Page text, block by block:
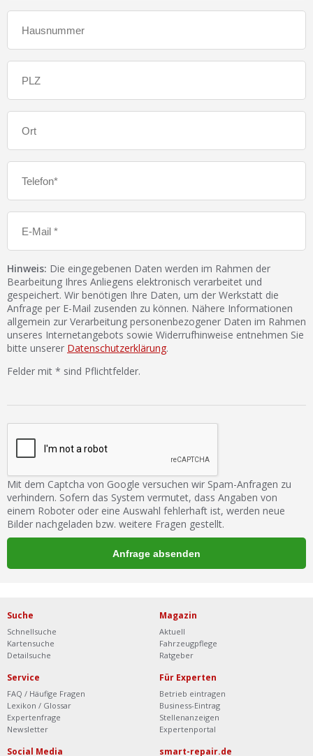
Hinweis: Die eingegebenen Daten werden im Rahmen der
Bearbeitung Ihres Anliegens elektronisch verarbeitet und
gespeichert. Wir benötigen Ihre Daten, um der Werkstatt die
Anfrage per E-Mail zusenden zu können. Nähere Informationen
allgemein zur Verarbeitung personenbezogener Daten im Rahmen
unseres Internetangebots sowie Widerrufhinweise entnehmen Sie
bitte unserer Datenschutzerklärung.
Felder mit * sind Pflichtfelder.
Mit dem Captcha von Google versuchen wir Spam-Anfragen zu
verhindern. Sofern das System vermutet, dass Angaben von
einem Roboter oder eine Auswahl fehlerhaft ist, werden neue
Bilder nachgeladen bzw. weitere Fragen gestellt.
Suche
Schnellsuche
Kartensuche
Detailsuche
Magazin
Aktuell
Fahrzeugpflege
Ratgeber
Service
FAQ / Häufige Fragen
Lexikon / Glossar
Expertenfrage
Newsletter
Für Experten
Betrieb eintragen
Business-Eintrag
Stellenanzeigen
Expertenportal
Social Media smart-repair.de